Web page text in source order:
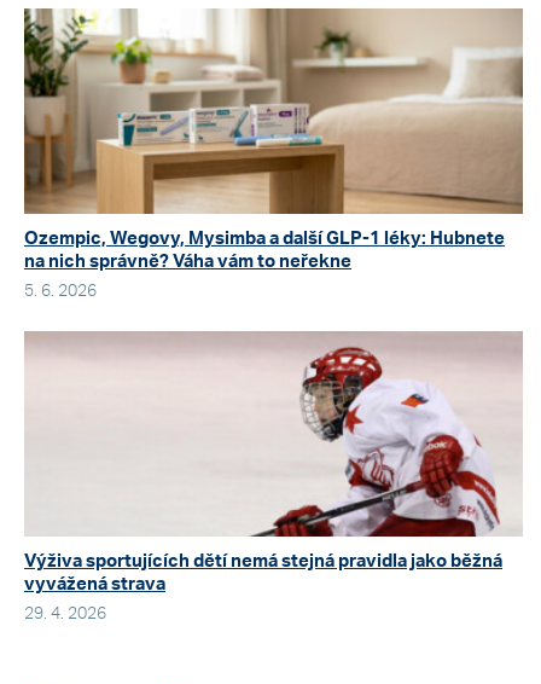
Ozempic, Wegovy, Mysimba a další GLP-1 léky: Hubnete
na nich správně? Váha vám to neřekne
5. 6. 2026
Výživa sportujících dětí nemá stejná pravidla jako běžná
vyvážená strava
29. 4. 2026